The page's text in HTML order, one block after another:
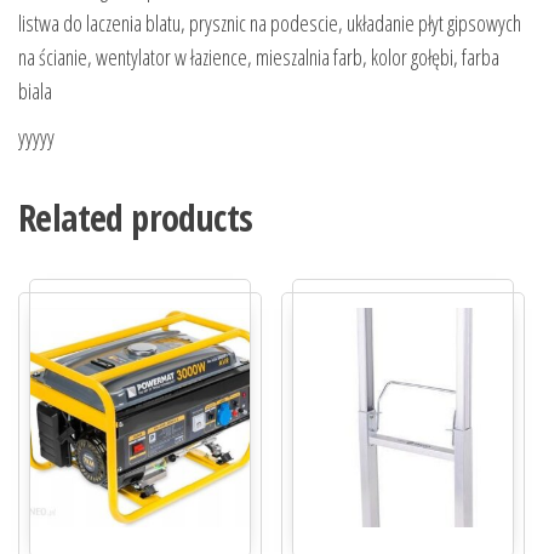
listwa do laczenia blatu, prysznic na podescie, układanie płyt gipsowych
na ścianie, wentylator w łazience, mieszalnia farb, kolor gołębi, farba
biala
yyyyy
Related products